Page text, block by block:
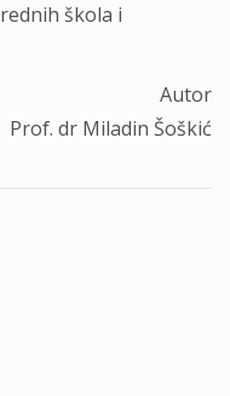
škola i
Autor
Prof. dr Miladin Šoškić